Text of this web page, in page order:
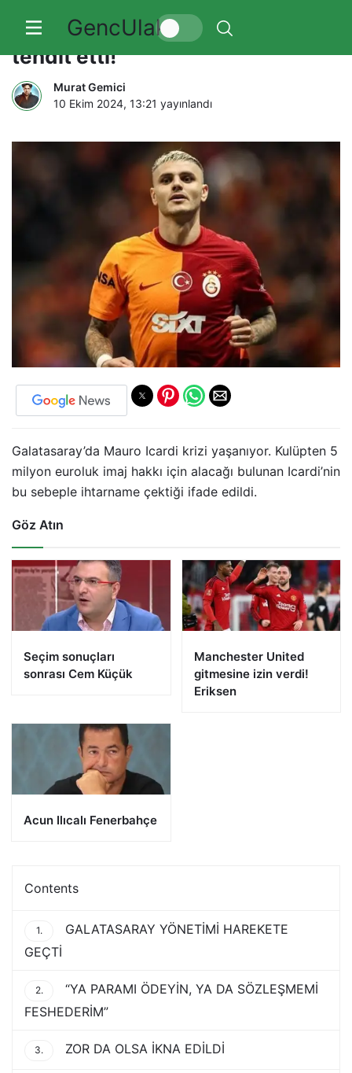
GencUlak
Icardi, Galatasaray yönetimini
tehdit etti!
Murat Gemici
10 Ekim 2024, 13:21 yayınlandı
Galatasaray’da Mauro Icardi krizi yaşanıyor. Kulüpten 5
milyon euroluk imaj hakkı için alacağı bulunan Icardi’nin
bu sebeple ihtarname çektiği ifade edildi.
Göz Atın
Seçim sonuçları
sonrası Cem Küçük
Manchester United
gitmesine izin verdi!
Eriksen
Acun Ilıcalı Fenerbahçe
Contents
1.
GALATASARAY YÖNETİMİ HAREKETE
GEÇTİ
2.
“YA PARAMI ÖDEYİN, YA DA SÖZLEŞMEMİ
FESHEDERİM”
3. ZOR DA OLSA İKNA EDİLDİ